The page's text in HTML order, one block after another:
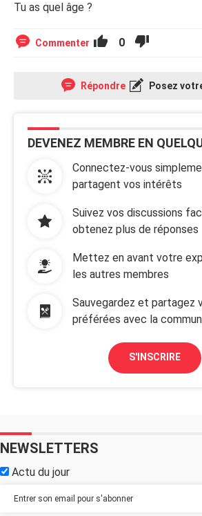
Tu as quel âge ?
Commenter 0
Répondre Posez
DEVENEZ MEMBRE EN
Connectez-vous
partagent vos intérêts
Suivez vos discussions
obtenez plus de réponses
Mettez en avant votre
les autres membres
Sauvegardez et partagez
préférées avec la
S'INSCRIRE
NEWSLETTERS
Actu du jour